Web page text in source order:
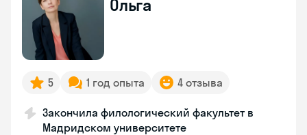
Ольга
5 1 год опыта 4 отзыва
Закончила филологический факультет в
Мадридском университете